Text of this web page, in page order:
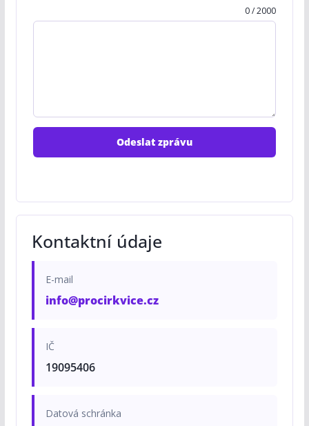
0 / 2000
Odeslat zprávu
Kontaktní údaje
E-mail
info@procirkvice.cz
IČ
19095406
Datová schránka